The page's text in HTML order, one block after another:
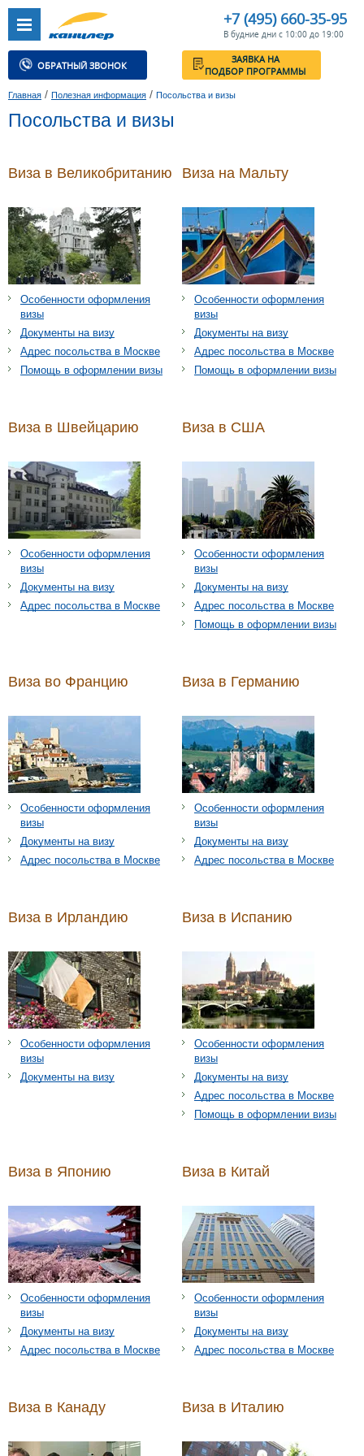
+7 (495) 660-35-95
В будние дни с 10:00 до 19:00
ОБРАТНЫЙ ЗВОНОК
ЗАЯВКА НА
ПОДБОР ПРОГРАММЫ
Главная / Полезная информация / Посольства и визы
Посольства и визы
Виза в Великобританию
Особенности оформления
визы
Документы на визу
Адрес посольства в Москве
Помощь в оформлении визы
Виза на Мальту
Особенности оформления
визы
Документы на визу
Адрес посольства в Москве
Помощь в оформлении визы
Виза в Швейцарию
Особенности оформления
визы
Документы на визу
Адрес посольства в Москве
Виза в США
Особенности оформления
визы
Документы на визу
Адрес посольства в Москве
Помощь в оформлении визы
Виза во Францию
Особенности оформления
визы
Документы на визу
Адрес посольства в Москве
Виза в Германию
Особенности оформления
визы
Документы на визу
Адрес посольства в Москве
Виза в Ирландию
Особенности оформления
визы
Документы на визу
Виза в Испанию
Особенности оформления
визы
Документы на визу
Адрес посольства в Москве
Помощь в оформлении визы
Виза в Японию
Особенности оформления
визы
Документы на визу
Адрес посольства в Москве
Виза в Китай
Особенности оформления
визы
Документы на визу
Адрес посольства в Москве
Виза в Канаду Виза в Италию